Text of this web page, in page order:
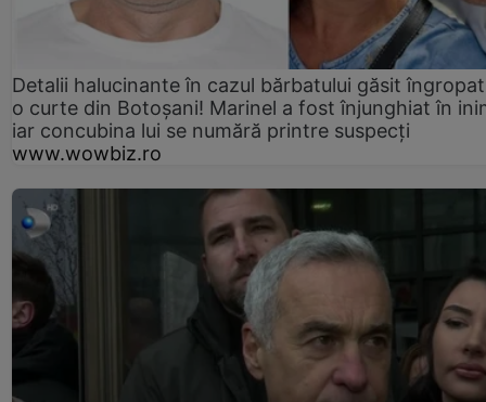
Detalii halucinante în cazul bărbatului găsit
o curte din Botoșani! Marinel a fost înjunghiat în
iar concubina lui se numără printre suspecți
www.wowbiz.ro